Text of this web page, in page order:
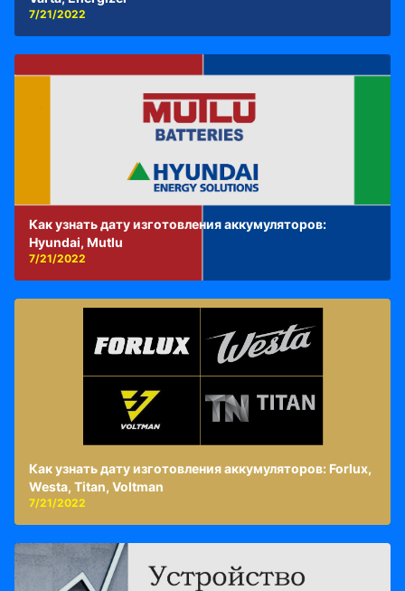
7/21/2022
Как узнать дату изготовления аккумуляторов:
Hyundai, Mutlu
7/21/2022
Как узнать дату изготовления аккумуляторов: Forlux,
Westa, Titan, Voltman
7/21/2022